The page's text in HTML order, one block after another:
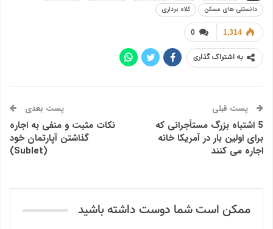
دانستنی های مسکن
کلاه برداری
0 1,314
به اشتراک گذاری
پست قبلی
5 اشتباه بزرگ مستأجرانی که
برای اولین بار در آمریکا خانه
اجاره می کنند
پست بعدی
نکات مثبت و منفی به اجاره
گذاشتن آپارتمان خود
(Sublet)
ممکن است شما دوست داشته باشید